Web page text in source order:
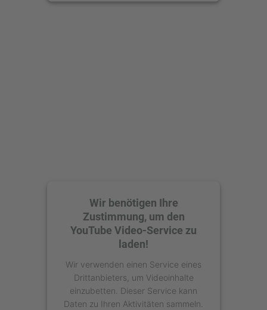
anzusehen.
Wir benötigen Ihre
Zustimmung, um den
YouTube Video-Service zu
laden!
Wir verwenden einen Service eines
Drittanbieters, um Videoinhalte
einzubetten. Dieser Service kann
Daten zu Ihren Aktivitäten sammeln.